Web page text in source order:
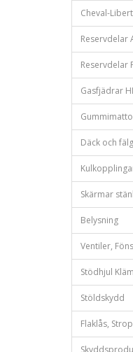
Cheval-
Reservdelar
Reservdelar
Gasfjädrar
Däck och
Skärmar
Belysning
Ventiler,
Stödhjul
Stöldskydd
Flaklås,